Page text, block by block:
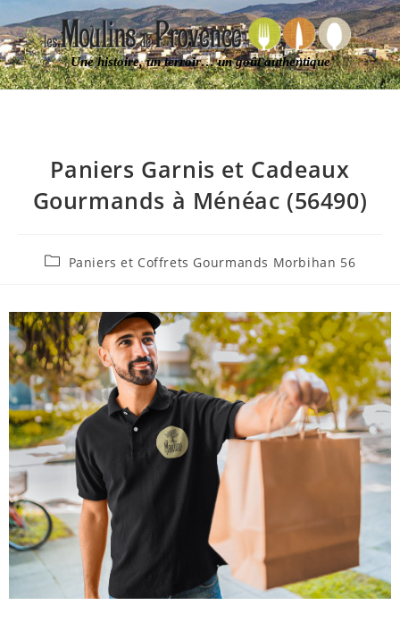
Une histoire, un terroir… un goût authentique
Paniers Garnis et Cadeaux
Gourmands à Ménéac (56490)
Paniers et Coffrets Gourmands Morbihan 56